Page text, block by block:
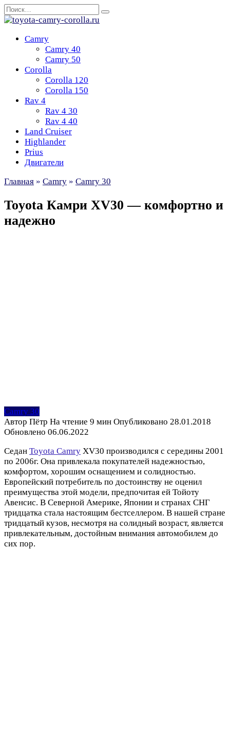
Перейти
к
Search
for:
Camry
Camry 40
Camry 50
Corolla
Corolla 120
Corolla 150
Rav 4
Rav 4 30
Rav 4 40
Land Cruiser
Highlander
Prius
Двигатели
Главная » Camry » Camry 30
Toyota Камри XV30 — комфортно и
надежно
Camry 30
Автор Пётр На чтение 9 мин Опубликовано 28.01.2018
Обновлено 06.06.2022
Седан Toyota Camry XV30 производился с середины 2001
по 2006г. Она привлекала покупателей надежностью,
комфортом, хорошим оснащением и солидностью.
Европейский потребитель по достоинству не оценил
преимущества этой модели, предпочитая ей Тойоту
Авенсис. В Северной Америке, Японии и странах СНГ
тридцатка стала настоящим бестселлером. В нашей стране
тридцатый кузов, несмотря на солидный возраст, является
привлекательным, достойным внимания автомобилем до
сих пор.